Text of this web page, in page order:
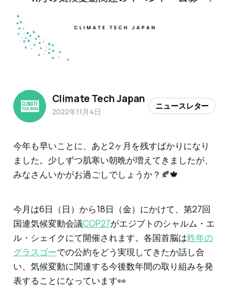
今年も早いことに、あと2ヶ月を残すばかりになり
ました。少しずつ肌寒い朝晩が増えてきましたが、
みなさんいかがお過ごしでしょうか？🍂🍁
今月は6日（日）から18日（金）にかけて、第27回
国連気候変動会議COP27がエジプトのシャルム・エ
ル・シェイクにて開催されます。各国首脳は昨年の
グラスゴーでの公約をどう実現してきたか話し合
い、気候変動に関連する今後数年間の取り組みを発
表することになっています👀
Climate Tech Japan
2022年11月4日
ニュースレター